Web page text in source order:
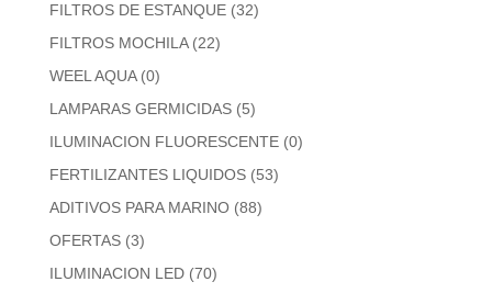
FILTROS DE ESTANQUE (32)
FILTROS MOCHILA (22)
WEEL AQUA (0)
LAMPARAS GERMICIDAS (5)
ILUMINACION FLUORESCENTE (0)
FERTILIZANTES LIQUIDOS (53)
ADITIVOS PARA MARINO (88)
OFERTAS (3)
ILUMINACION LED (70)